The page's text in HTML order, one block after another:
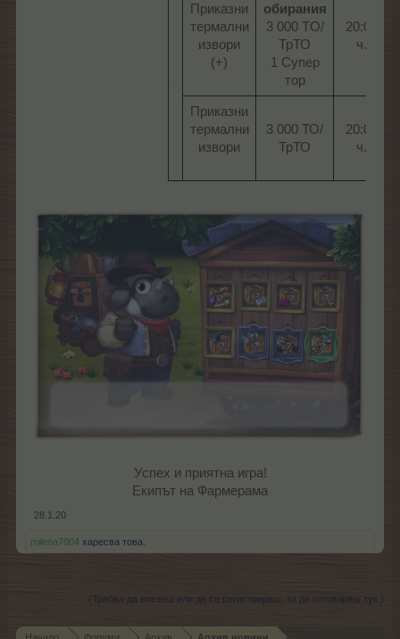
Приказни
термални
извори
(+)​
обирания
3 000 TO/
ТрТО
1 Супер
тор​
20:00
ч.​
Приказни
термални
извори
3 000 ТО/
ТрТО​
20:00
ч.​
Успех и приятна игра!
Екипът на Фармерама​
28.1.20
milena7004 харесва това.
(Трябва да влезеш или да се регистрираш, за да отговаряш тук.)
Начало Форуми Архив Архив новини